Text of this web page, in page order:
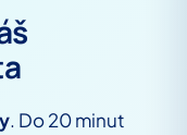
. Do 20 minut